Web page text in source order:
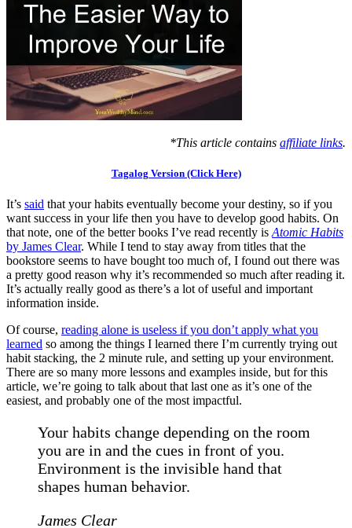
*This article contains affiliate links.
Tagalog Version (Click Here)
It’s said that your habits eventually become your destiny, so if you
want success in your life then you have to develop good habits. On
that note, one of the better books I’ve read recently isAtomic Habits
by James Clear. While I tend to stay away from titles that the
bookstore seems to have bought too much of, I found out there was
a pretty good reason why it’s recommended so much after reading it.
It’s actually really good as there’s a lot of useful and important
information inside.
Of course, reading alone is useless if you don’t apply what you
learned so among the things I learned there I’m currently trying out
habit stacking, the 2 minute rule, and setting up your environment.
There are so many more lessons and examples inside, but for this
article, we’re going to talk about that last one as it’s one of the
easiest, and probably one of the most impactful.
Your habits change depending on the room
you are in and the cues in front of you.
Environment is the invisible hand that
shapes human behavior.
James Clear